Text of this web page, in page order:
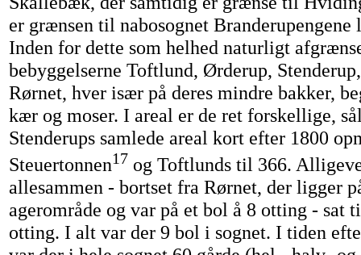
er grænsen til nabosognet Branderupengene
Inden for dette som helhed naturligt
bebyggelserne Toftlund, Ørderup,
Rørnet, hver især på deres mindre bakker,
kær og moser. I areal er de ret forskellige,
Stenderups samlede areal kort efter 1800
Steuertonnen17 og Toftlunds til 366.
allesammen - bortset fra Rørnet, der ligger
agerområde og var på et bol å 8 otting - sat
otting. I alt var der 9 bol i sognet. I tiden